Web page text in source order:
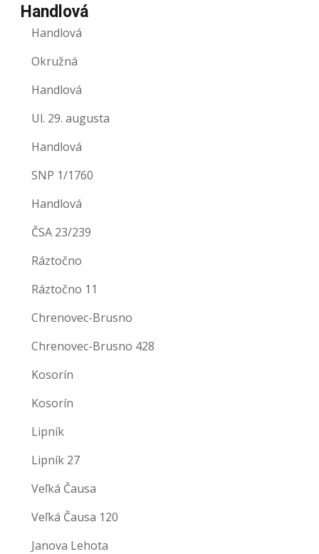
Handlová
Handlová
Okružná
Handlová
Ul. 29. augusta
Handlová
SNP 1/1760
Handlová
ČSA 23/239
Ráztočno
Ráztočno 11
Chrenovec-Brusno
Chrenovec-Brusno 428
Kosorín
Kosorín
Lipník
Lipník 27
Veľká Čausa
Veľká Čausa 120
Janova Lehota